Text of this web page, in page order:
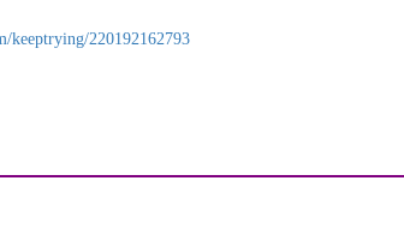
keeptrying/220192162793